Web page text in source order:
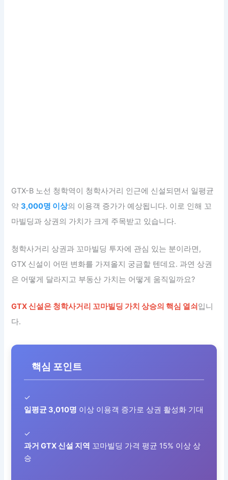
GTX-B 노선 청학역이 청학사거리 인근에 신설되면서 일평균
약3,000명 이상의 이용객 증가가 예상됩니다. 이로 인해 꼬
마빌딩과 상권의 가치가 크게 주목받고 있습니다.
청학사거리 상권과 꼬마빌딩 투자에 관심 있는 분이라면,
GTX 신설이 어떤 변화를 가져올지 궁금할 텐데요. 과연 상권
은 어떻게 달라지고 부동산 가치는 어떻게 움직일까요?
GTX 신설은 청학사거리 꼬마빌딩 가치 상승의 핵심 열쇠입니
다.
핵심 포인트
✓
일평균 3,010명 이상 이용객 증가로 상권 활성화 기대
✓
과거 GTX 신설 지역 꼬마빌딩 가격 평균 15% 이상 상
승